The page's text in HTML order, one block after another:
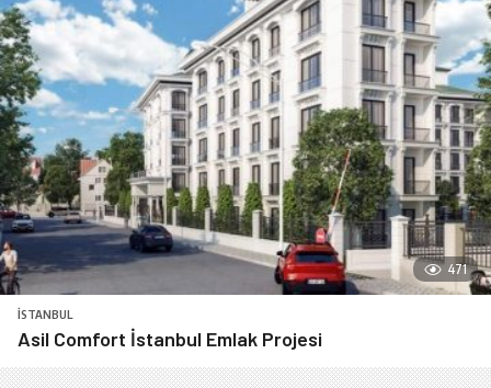
471
İSTANBUL
Asil Comfort İstanbul Emlak Projesi